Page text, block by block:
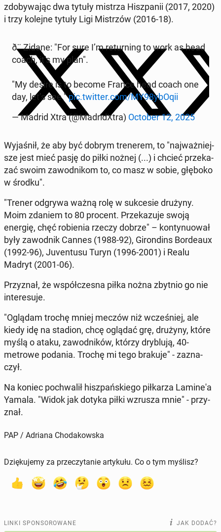
zdo­by­wa­jąc dwa tytuły mistrza Hisz­pa­nii (2017, 2020)
i trzy kolejne tytuły Ligi Mi­strzów (2016-18).
ð¨ Zidane: "For sure I’m re­tur­ning to work as head
coach, it’s my plan".
"My desire is to become France head coach one
day, let’s see."pic.twitter.com/MY98ybOqii
— Madrid Xtra (@Ma­dri­dXtra) October 12, 2025
Wy­ja­śnił, że aby być dobrym tre­ne­rem, to "naj­waż­niej­
sze jest mieć pasję do piłki nożnej (...) i chcieć prze­ka­
zać swoim za­wod­ni­kom to, co masz w sobie, głęboko
w środku".
"Trener odgrywa ważną rolę w suk­ce­sie drużyny.
Moim zdaniem to 80 procent. Prze­ka­zu­je swoją
energię, chęć ro­bie­nia rzeczy dobrze" – kon­ty­nu­ował
były za­wod­nik Cannes (1988-92), Gi­ron­dins Bor­de­aux
(1992-96), Ju­ven­tu­su Turyn (1996-2001) i Realu
Madryt (2001-06).
Przy­znał, że współ­cze­sna piłka nożna zbytnio go nie
in­te­re­su­je.
"Oglądam trochę mniej meczów niż wcze­śniej, ale
kiedy idę na stadion, chcę oglądać grę, drużyny, które
myślą o ataku, za­wod­ni­ków, którzy dry­blu­ją, 40-
metrowe podania. Trochę mi tego brakuje" - za­zna­
czył.
Na koniec po­chwa­lił hisz­pań­skie­go pił­ka­rza La­mi­ne­'a
Yamala. "Widok jak dotyka piłki wzrusza mnie" - przy­
znał.
PAP / Adriana Chodakowska
Dziękujemy za przeczytanie artykułu. Co o tym myślisz?
LINKI SPONSOROWANE JAK DODAĆ?